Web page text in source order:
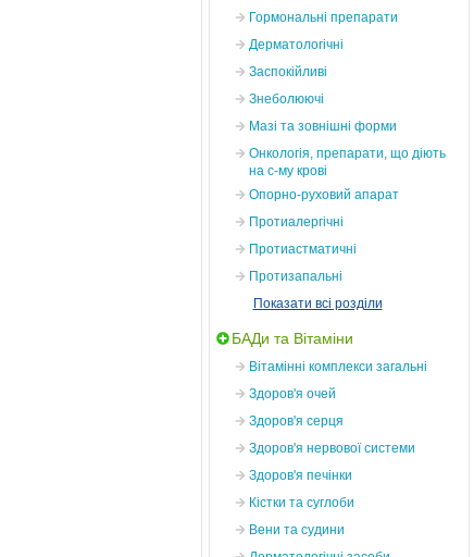
Гормональні препарати
Дерматологічні
Заспокійливі
Знеболюючі
Мазі та зовнішні форми
Онкологія, препарати, що діють
на с-му крові
Опорно-руховий апарат
Протиалергічні
Протиастматичні
Протизапальні
Показати всі розділи
БАДи та Вітаміни
Вітамінні комплекси загальні
Здоров'я очей
Здоров'я серця
Здоров'я нервової системи
Здоров'я печінки
Кістки та суглоби
Вени та судини